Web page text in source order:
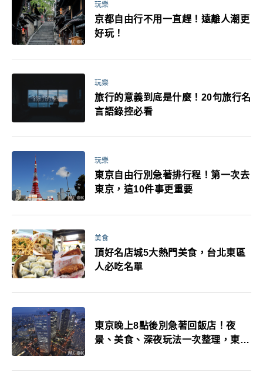
玩樂
京都自由行不用一直趕！遠離人潮更
好玩！
玩樂
旅行的意義到底是什麼！20句旅行名
言語錄控必看
玩樂
東京自由行別急著排行程！第一次去
東京，這10件事更重要
美食
頂好名店城5大熱門美食，台北東區
人必吃名單
東京晚上8點後別急著回飯店！夜
景、美食、深夜玩法一次整理，東京